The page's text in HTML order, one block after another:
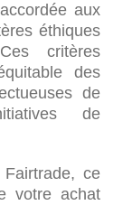
aux
éthiques
critères
des
de
de
ce
votre achat